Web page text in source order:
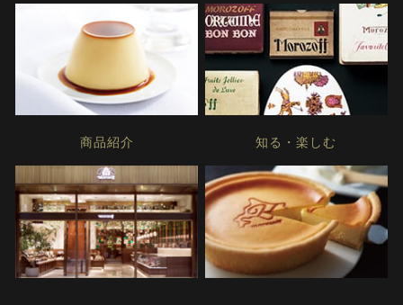
商品紹介 知る・楽しむ